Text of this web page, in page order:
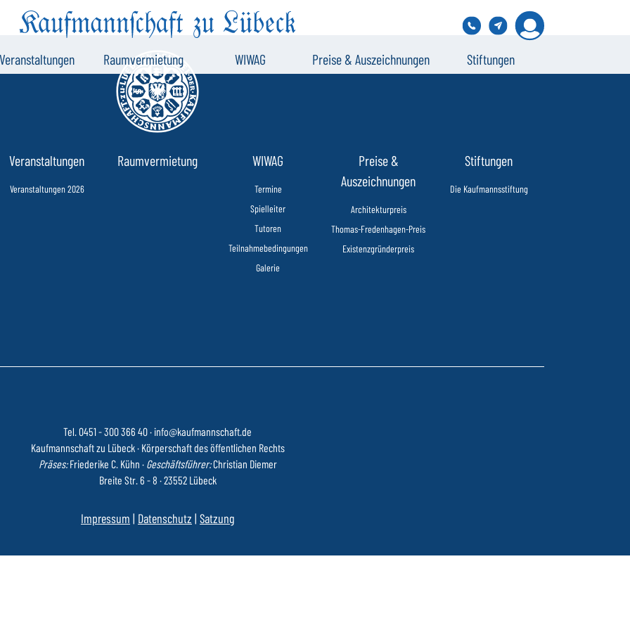
Veranstaltungen Raumvermietung WIWAG Preise & Auszeichnungen Stiftungen
Veranstaltungen
Veranstaltungen 2026
Raumvermietung WIWAG
Termine
Spielleiter
Tutoren
Teilnahmebedingungen
Galerie
Preise &
Auszeichnungen
Architekturpreis
Thomas-Fredenhagen-Preis
Existenzgründerpreis
Stiftungen
Die Kaufmannsstiftung
Tel. 0451 - 300 366 40·info@kaufmannschaft.de
Kaufmannschaft zu Lübeck · Körperschaft des öffentlichen Rechts
Präses:Friederike C. Kühn · Geschäftsführer:Christian Diemer
Breite Str. 6 - 8 · 23552 Lübeck
Impressum | Datenschutz | Satzung